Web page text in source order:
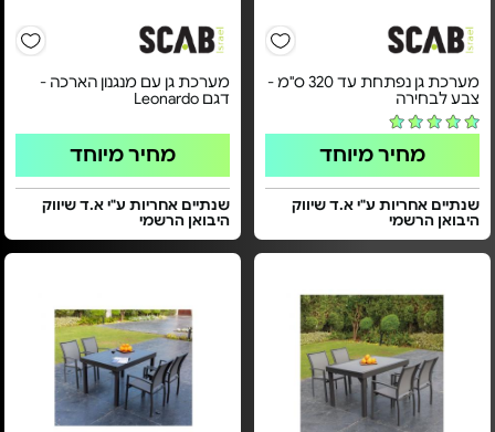
מערכת גן נפתחת עד 320 ס"מ -
צבע לבחירה
מחיר מיוחד
שנתיים אחריות ע"י א.ד שיווק
היבואן הרשמי
מערכת גן עם מנגנון הארכה -
דגם Leonardo
מחיר מיוחד
שנתיים אחריות ע"י א.ד שיווק
היבואן הרשמי